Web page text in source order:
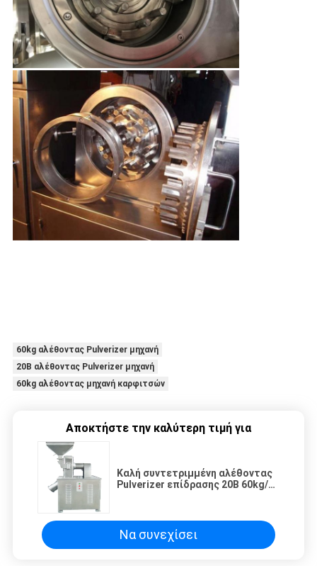
60kg αλέθοντας Pulverizer μηχανή
20B αλέθοντας Pulverizer μηχανή
60kg αλέθοντας μηχανή καρφιτσών
Αποκτήστε την καλύτερη τιμή για
Καλή συντετριμμένη αλέθοντας
Pulverizer επίδρασης 20B 60kg/H
Να συνεχίσει